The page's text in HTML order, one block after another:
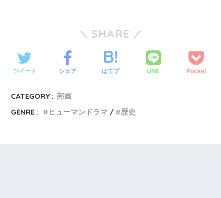
SHARE
ツイート シェア はてブ LINE Pocket
CATEGORY : 邦画
GENRE :
ヒューマンドラマ 歴史